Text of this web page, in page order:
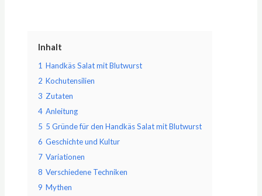
Inhalt
1 Handkäs Salat mit Blutwurst
2 Kochutensilien
3 Zutaten
4 Anleitung
5 5 Gründe für den Handkäs Salat mit Blutwurst
6 Geschichte und Kultur
7 Variationen
8 Verschiedene Techniken
9 Mythen